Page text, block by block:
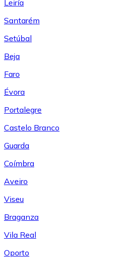
Leiría
Santarém
Setúbal
Beja
Faro
Évora
Portalegre
Castelo Branco
Guarda
Coímbra
Aveiro
Viseu
Braganza
Vila Real
Oporto